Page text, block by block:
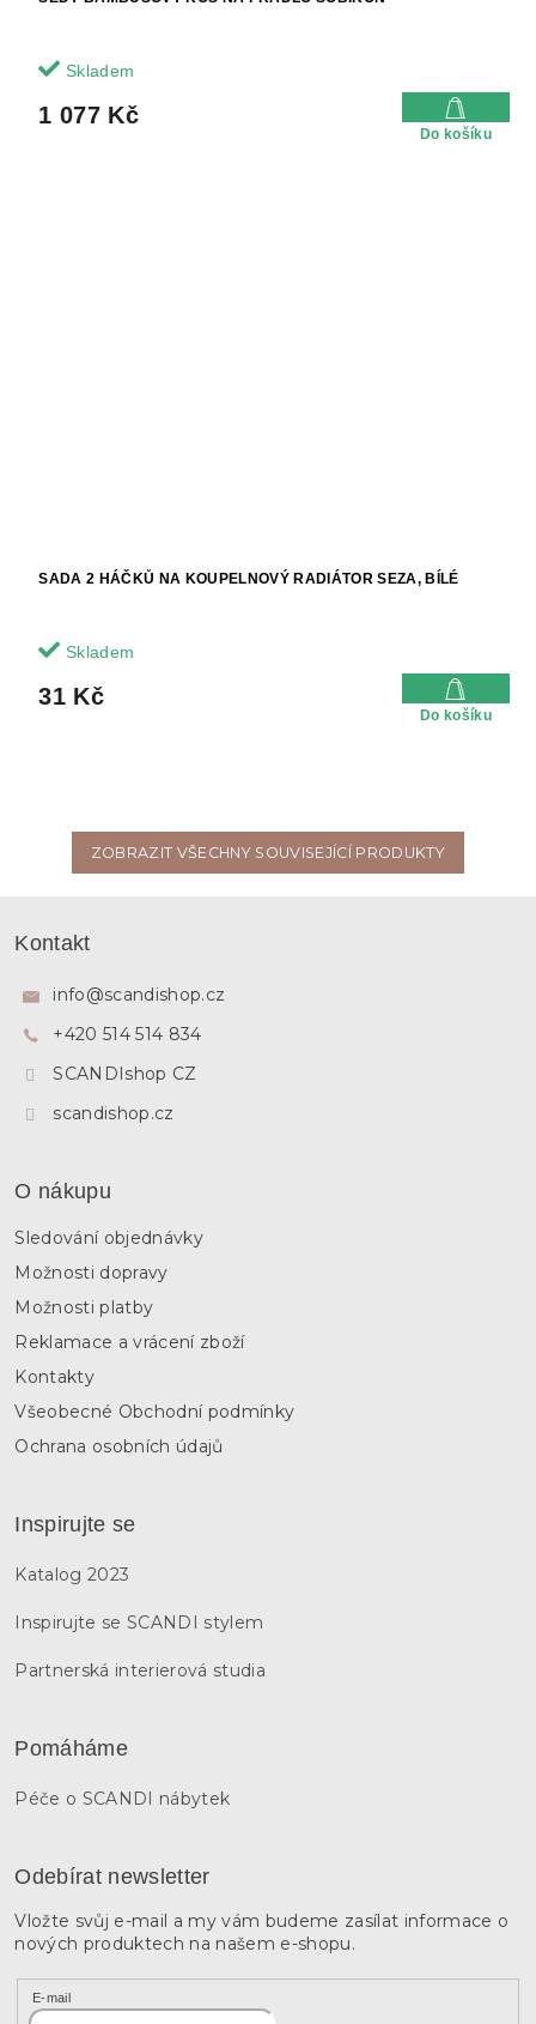
Skladem
1 077 Kč
Do košíku
SADA 2 HÁČKŮ NA KOUPELNOVÝ RADIÁTOR SEZA, BÍLÉ
Skladem
31 Kč
Do košíku
ZOBRAZIT VŠECHNY SOUVISEJÍCÍ PRODUKTY
Kontakt
info@scandishop.cz
+420 514 514 834
SCANDIshop CZ
scandishop.cz
O nákupu
Sledování objednávky
Možnosti dopravy
Možnosti platby
Reklamace a vrácení zboží
Kontakty
Všeobecné Obchodní podmínky
Ochrana osobních údajů
Inspirujte se
Katalog 2023
Inspirujte se SCANDI stylem
Partnerská interierová studia
Pomáháme
Péče o SCANDI nábytek
Odebírat newsletter
Vložte svůj e-mail a my vám budeme zasílat informace o
nových produktech na našem e-shopu.
E-mail